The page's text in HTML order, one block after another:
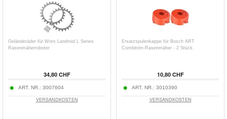
Geländeräder für Worx Landroid L Series
Rasenmäherroboter
34,80 CHF
ART. NR.: 3007604
VERSANDKOSTEN
Ersatzspulenkappe für Bosch ART
Combitrim-Rasenmäher - 2 Stück.
10,80 CHF
ART. NR.: 3010390
VERSANDKOSTEN